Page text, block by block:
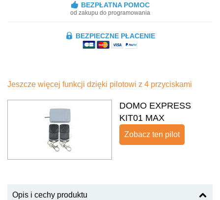
BEZPŁATNA POMOC
od zakupu do programowania
BEZPIECZNE PŁACENIE
Jeszcze więcej funkcji dzięki pilotowi z 4 przyciskami
DOMO EXPRESS
KIT01 MAX
Zobacz ten pilot
Opis i cechy produktu